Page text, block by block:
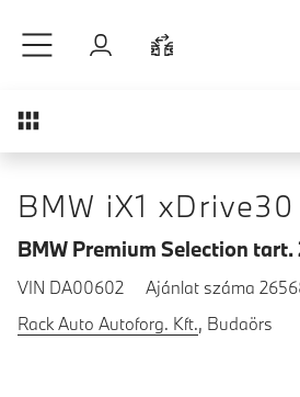
Bejelentkezés
Áttekintés
BMW iX1 xDrive30
BMW Premium Selection
VIN DA00602
Ajánlat száma
Rack Auto Autoforg. Kft., Budaörs